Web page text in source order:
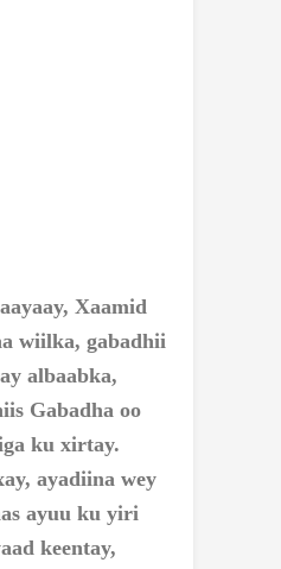
Xaamid
wiilka, gabadhii
albaabka,
Gabadha oo
ku xirtay.
ayadiina wey
ayuu ku yiri
keentay,